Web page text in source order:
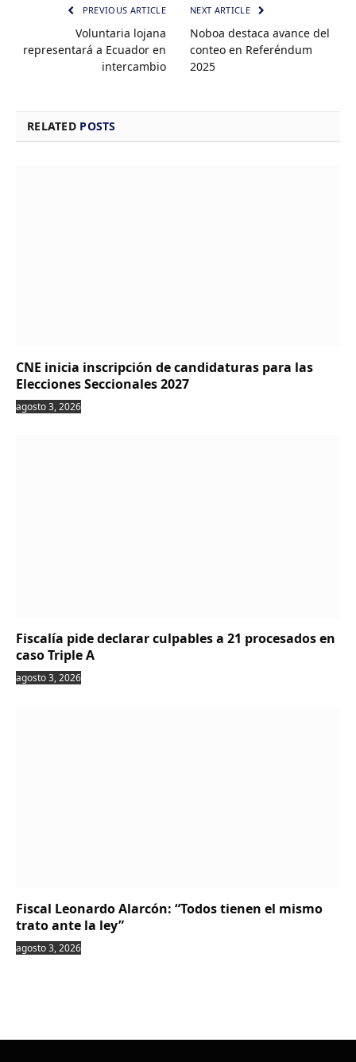
PREVIOUS ARTICLE
Voluntaria lojana
representará a Ecuador en
intercambio
NEXT ARTICLE
Noboa destaca avance del
conteo en Referéndum
2025
RELATED POSTS
CNE inicia inscripción de candidaturas para las
Elecciones Seccionales 2027
agosto 3, 2026
Fiscalía pide declarar culpables a 21 procesados en
caso Triple A
agosto 3, 2026
Fiscal Leonardo Alarcón: “Todos tienen el mismo
trato ante la ley”
agosto 3, 2026